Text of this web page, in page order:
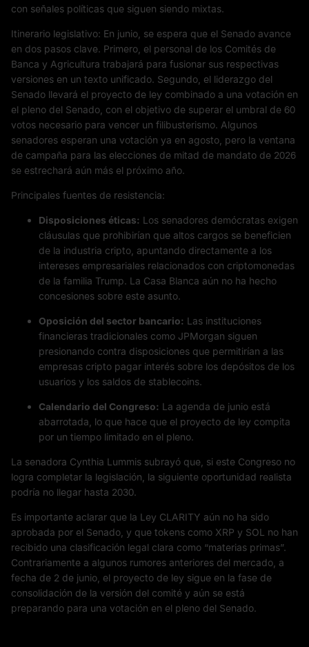
con señales políticas que siguen siendo mixtas.
Itinerario legislativo: En junio, se espera que el Senado avance
en dos pasos clave. Primero, el personal de los Comités de
Banca y Agricultura trabajará para fusionar sus respectivas
versiones en un texto unificado. Segundo, el liderazgo del
Senado llevará el proyecto de ley combinado a una votación en
el pleno del Senado, con el objetivo de superar el umbral de 60
votos necesario para vencer un filibusterismo. Algunos
senadores esperan una votación ya en agosto, pero la ventana
de campaña para las elecciones de mitad de mandato de 2026
se estrechará aún más el próximo año.
Principales fuentes de resistencia:
Disposiciones éticas: Los senadores demócratas exigen
cláusulas que prohibirían que altos cargos se beneficien
de la industria cripto, apuntando directamente a los
intereses empresariales relacionados con criptomonedas
de la familia Trump. La Casa Blanca aún no ha hecho
concesiones sobre este asunto.
Oposición del sector bancario: Las instituciones
financieras tradicionales como JPMorgan siguen
presionando contra disposiciones que permitirían a las
empresas cripto pagar interés sobre los depósitos de los
usuarios y los saldos de stablecoins.
Calendario del Congreso: La agenda de junio está
abarrotada, lo que hace que el proyecto de ley compita
por un tiempo limitado en el pleno.
La senadora Cynthia Lummis subrayó que, si este Congreso no
logra completar la legislación, la siguiente oportunidad realista
podría no llegar hasta 2030.
Es importante aclarar que la Ley CLARITY aún no ha sido
aprobada por el Senado, y que tokens como XRP y SOL no han
recibido una clasificación legal clara como “materias primas”.
Contrariamente a algunos rumores anteriores del mercado, a
fecha de 2 de junio, el proyecto de ley sigue en la fase de
consolidación de la versión del comité y aún se está
preparando para una votación en el pleno del Senado.